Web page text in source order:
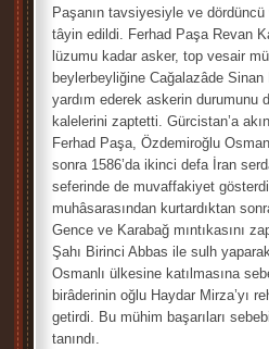
Paşanın tavsiyesiyle ve
tâyin edildi. Ferhad Paşa Revan
lüzumu kadar asker, top vesair
beylerbeyliğine Cağalazâde Sinan
yardım ederek askerin durumunu
kalelerini zaptetti. Gürcistan’a
Ferhad Paşa, Özdemiroğlu
sonra 1586’da ikinci defa İran
seferinde de muvaffakiyet
muhâsarasından kurtardıktan
Gence ve Karabağ mıntıkasını
Şahı Birinci Abbas ile sulh
Osmanlı ülkesine katılmasına
birâderinin oğlu Haydar Mirza’yı
getirdi. Bu mühim başarıları
tanındı.